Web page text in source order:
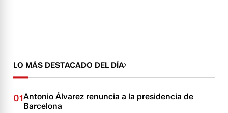
LO MÁS DESTACADO DEL DÍA
01Antonio Álvarez renuncia a la presidencia de
Barcelona